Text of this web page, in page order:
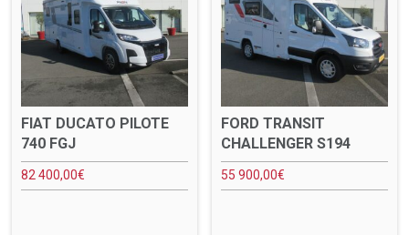
FIAT DUCATO PILOTE
740 FGJ
82 400,00€
FORD TRANSIT
CHALLENGER S194
55 900,00€